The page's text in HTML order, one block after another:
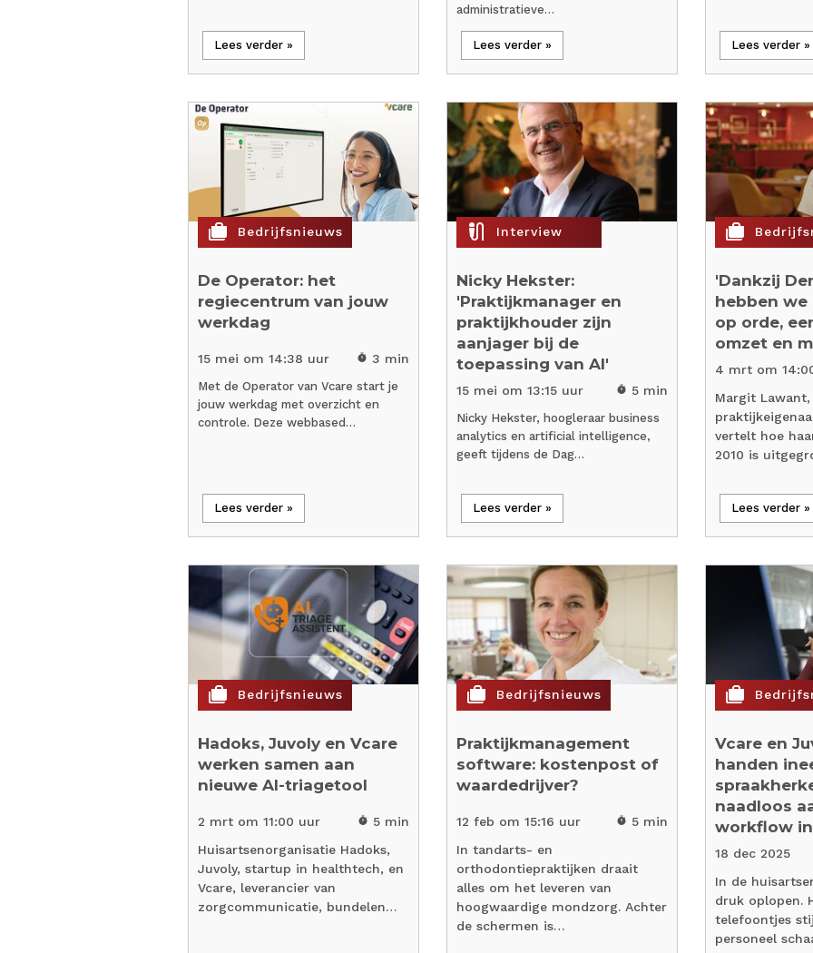
Lees verder »
administratieve…
Lees verder » Lees verder »
cases Bedrijfsnieuws
De Operator: het
regiecentrum van jouw
werkdag
15 mei om 14:38 uur timer 3 min
Met de Operator van Vcare start je
jouw werkdag met overzicht en
controle. Deze webbased…
Lees verder »
mic_external_on Interview
Nicky Hekster:
'Praktijkmanager en
praktijkhouder zijn
aanjager bij de
toepassing van AI'
15 mei om 13:15 uur timer 5 min
Nicky Hekster, hoogleraar business
analytics en artificial intelligence,
geeft tijdens de Dag…
Lees verder »
cases
'Dankzij
hebben
op orde,
omzet en
4 mrt om
Margit
vertelt hoe
2010 is
Lees verder »
cases Bedrijfsnieuws
Hadoks, Juvoly en Vcare
werken samen aan
nieuwe AI-triagetool
2 mrt om 11:00 uur timer 5 min
Huisartsenorganisatie Hadoks,
Juvoly, startup in healthtech, en
Vcare, leverancier van
zorgcommunicatie, bundelen…
cases Bedrijfsnieuws
Praktijkmanagement
software: kostenpost of
waardedrijver?
12 feb om 15:16 uur timer 5 min
In tandarts- en
orthodontiepraktijken draait
alles om het leveren van
hoogwaardige mondzorg. Achter
de schermen is…
cases
Vcare en
handen
naadloos
workflow in
18 dec 2025
In de
druk oplopen.
telefoontjes
personeel